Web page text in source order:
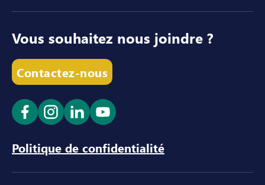
Vous souhaitez nous joindre ?
Contactez-nous
Ouvrir le lien dans un nouvel onglet
Ouvrir le lien dans un nouvel onglet
Ouvrir le lien dans un nouvel
Ouvrir le lien dans un
Politique de confidentialité